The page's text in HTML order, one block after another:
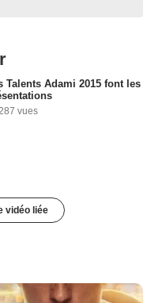
Talents Adami 2015 font les
vues
vidéo liée